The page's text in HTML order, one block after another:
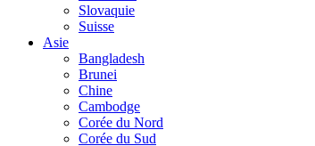
Slovaquie
Suisse
Asie
Bangladesh
Brunei
Chine
Cambodge
Corée du Nord
Corée du Sud